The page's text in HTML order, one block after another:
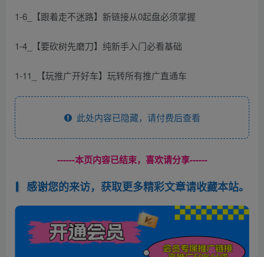
1-6_【跟着走不迷路】新链接从0起盘必须掌握
1-4_【要砍树先磨刀】纯新手入门必看基础
1-11_【玩推广开好车】玩转所有推广直通车
此处内容已隐藏，请付费后查看
------本页内容已结束，喜欢请分享------
感谢您的来访，获取更多精彩文章请收藏本站。